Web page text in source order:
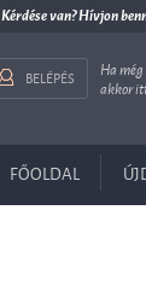
Kérdése van? Hívjon
BELÉPÉS
Ha
akkor
FŐOLDAL